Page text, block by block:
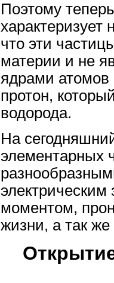
советам,
репетитора
Совет 1.
упростить
достаточно
нам, и
репетитора,
максимально
ваши
Мы
Поэтому
что эти
материи и не
ядрами
протон,
водорода.
На
элементарных
моментом,
жизни, а так